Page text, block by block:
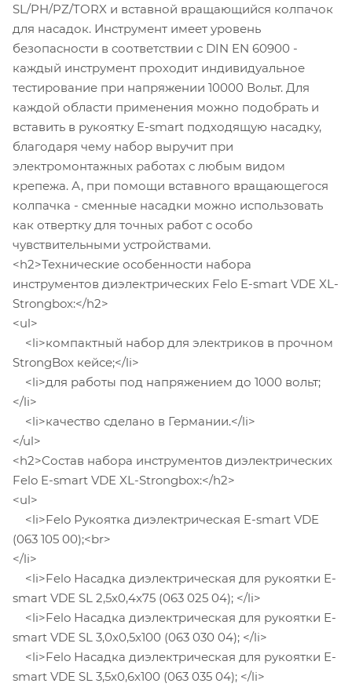
SL/PH/PZ/TORX и вставной вращающийся колпачок
для насадок. Инструмент имеет уровень
безопасности в соответствии с DIN EN 60900 -
каждый инструмент проходит индивидуальное
тестирование при напряжении 10000 Вольт. Для
каждой области применения можно подобрать и
вставить в рукоятку E-smart подходящую насадку,
благодаря чему набор выручит при
электромонтажных работах с любым видом
крепежа. А, при помощи вставного вращающегося
колпачка - сменные насадки можно использовать
как отвертку для точных работ с особо
чувствительными устройствами.
<h2>Технические особенности набора
инструментов диэлектрических Felo E-smart VDE XL-
Strongbox:</h2>
<ul>
<li>компактный набор для электриков в прочном
StrongBox кейсе;</li>
<li>для работы под напряжением до 1000 вольт;
</li>
<li>качество сделано в Германии.</li>
</ul>
<h2>Состав набора инструментов диэлектрических
Felo E-smart VDE XL-Strongbox:</h2>
<ul>
<li>Felo Рукоятка диэлектрическая E-smart VDE
(063 105 00);<br>
</li>
<li>Felo Насадка диэлектрическая для рукоятки E-
smart VDE SL 2,5x0,4x75 (063 025 04); </li>
<li>Felo Насадка диэлектрическая для рукоятки E-
smart VDE SL 3,0x0,5x100 (063 030 04); </li>
<li>Felo Насадка диэлектрическая для рукоятки E-
smart VDE SL 3,5x0,6x100 (063 035 04); </li>